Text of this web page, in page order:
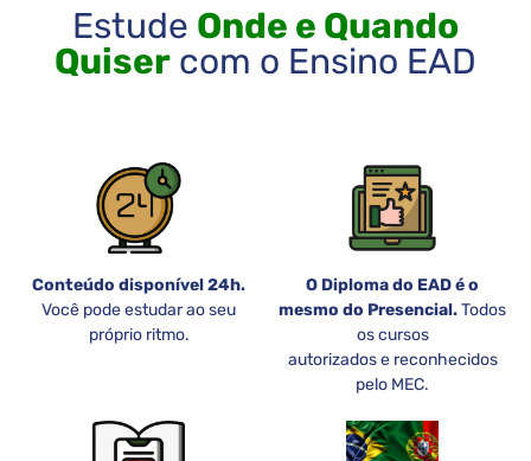
Estude Onde e Quando
Quiser com o Ensino EAD
Conteúdo disponível 24h.
Você pode estudar ao seu
próprio ritmo.
O Diploma do EAD é o
mesmo do Presencial.Todos
os cursos
autorizados e reconhecidos
pelo MEC.